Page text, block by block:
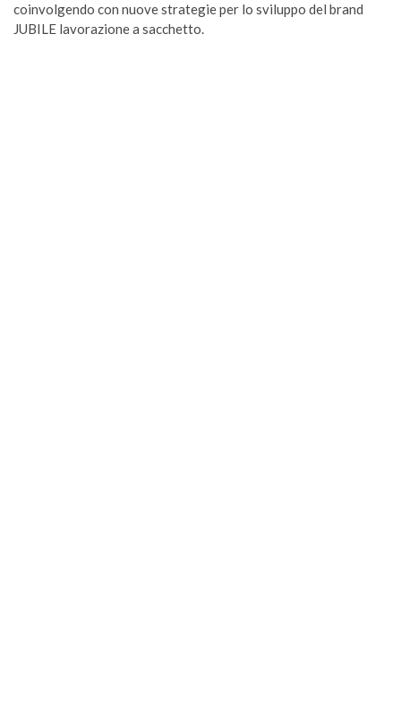
coinvolgendo con nuove strategie per lo sviluppo del brand
JUBILE lavorazione a sacchetto.